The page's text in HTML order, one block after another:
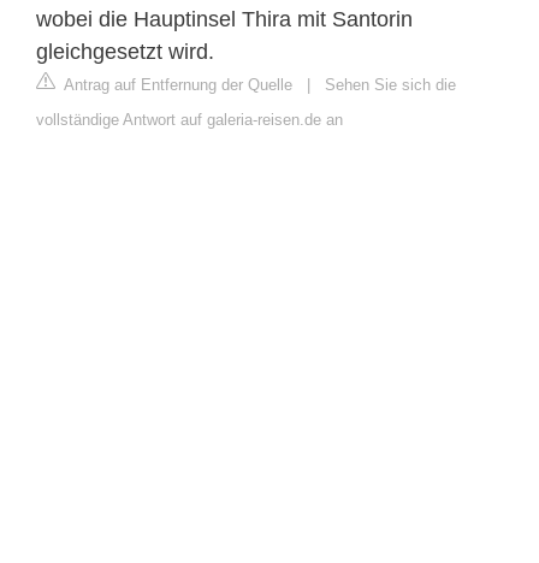
wobei die Hauptinsel Thira mit Santorin
gleichgesetzt wird.
Antrag auf Entfernung der Quelle | Sehen Sie sich die
vollständige Antwort auf galeria-reisen.de an